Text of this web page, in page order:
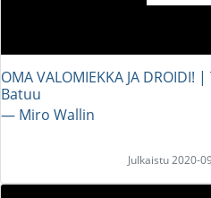
OMA VALOMIEKKA JA DROIDI!
Batuu
― Miro Wallin
Julkaistu 2020-